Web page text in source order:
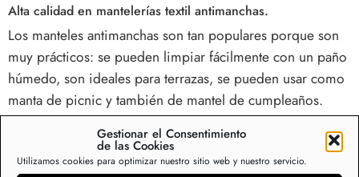
Gestionar el Consentimiento
de las Cookies
Utilizamos cookies para optimizar nuestro sitio web y nuestro servicio.
Alta calidad en mantelerías textil antimanchas.
Los manteles antimanchas son tan populares porque son
muy prácticos: se pueden limpiar fácilmente con un paño
húmedo, son ideales para terrazas, se pueden usar como
manta de picnic y también de mantel de cumpleaños.
Son muy prácticos para la vida diaria, protegen nuestras
mesas y nos ahorran colada de manteles cada semana. En